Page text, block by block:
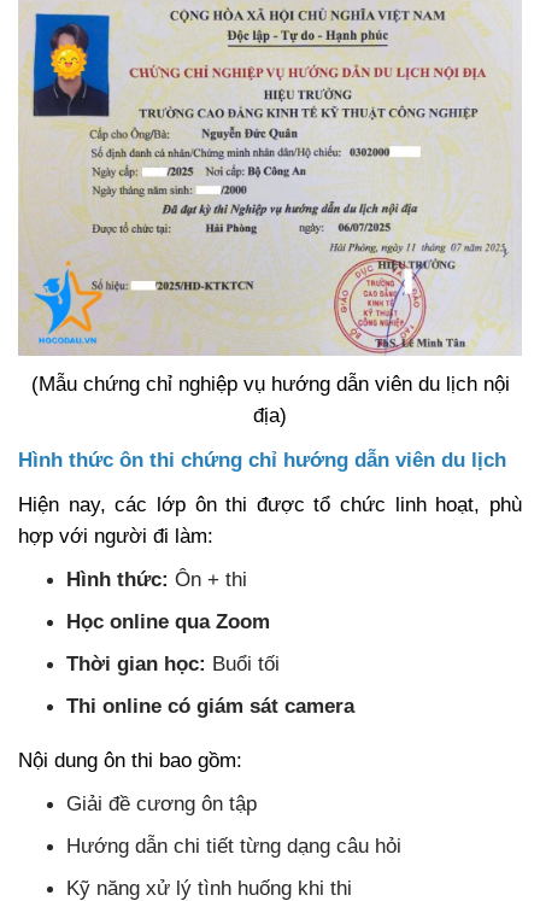
(Mẫu chứng chỉ nghiệp vụ hướng dẫn viên du lịch nội
địa)
Hình thức ôn thi chứng chỉ hướng dẫn viên du lịch
Hiện nay, các lớp ôn thi được tổ chức linh hoạt, phù
hợp với người đi làm:
Hình thức: Ôn + thi
Học online qua Zoom
Thời gian học: Buổi tối
Thi online có giám sát camera
Nội dung ôn thi bao gồm:
Giải đề cương ôn tập
Hướng dẫn chi tiết từng dạng câu hỏi
Kỹ năng xử lý tình huống khi thi